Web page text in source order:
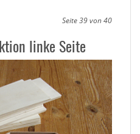
Seite 39 von 40
linke Seite